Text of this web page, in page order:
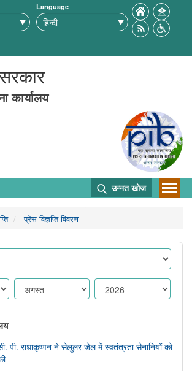
Language
कार्यालय
उन्नत खोज
प्रेस विज्ञप्ति विवरण
पी. राधाकृष्णन ने सेलुलर जेल में स्वतंत्रता सेनानियों को